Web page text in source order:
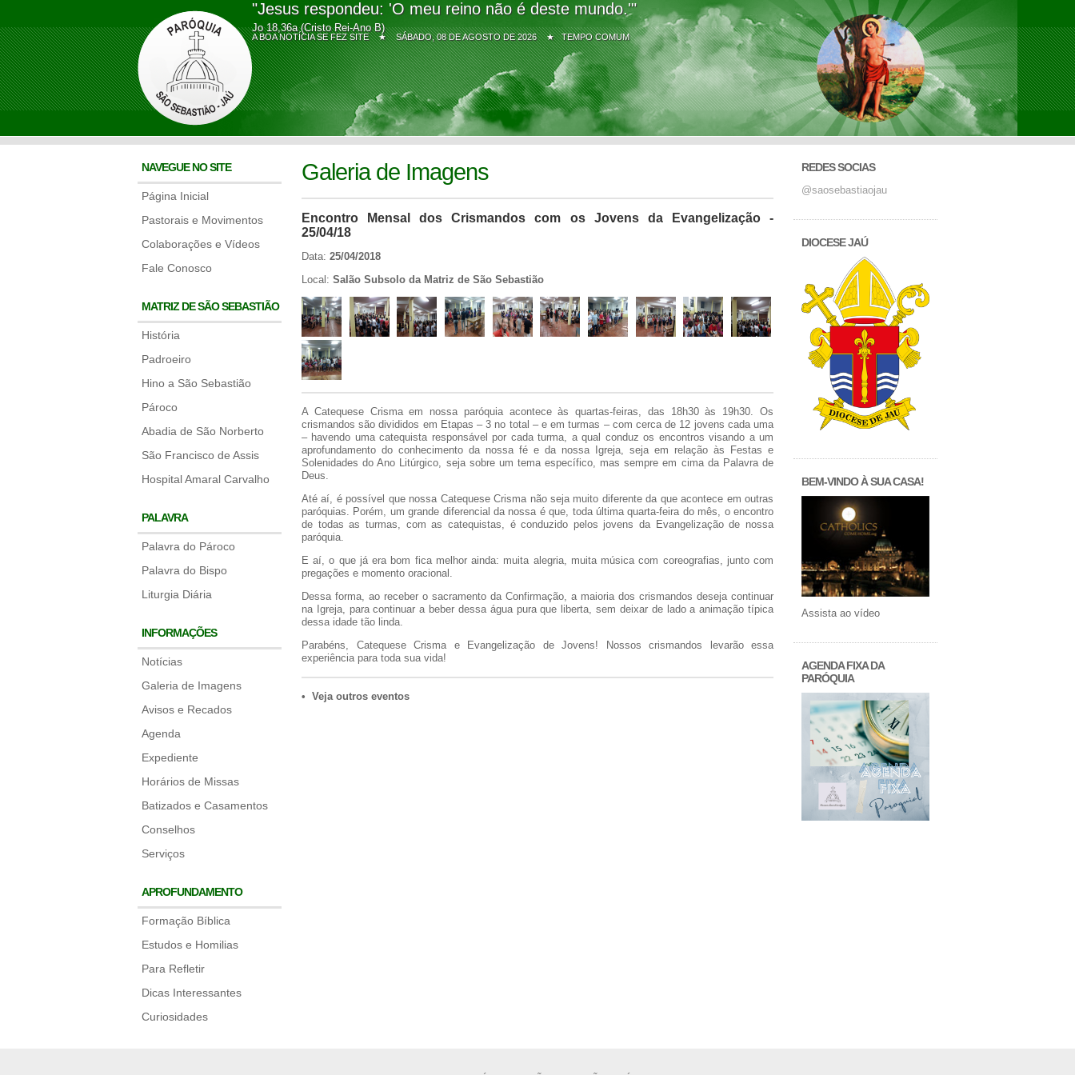
"Jesus respondeu: 'O meu reino não é deste mundo.'"
Jo 18,36a (Cristo Rei-Ano B)
A BOA NOTÍCIA SE FEZ SITE ★SÁBADO, 08 DE AGOSTO DE 2026 ★ TEMPO COMUM
NAVEGUE NO SITE
Página Inicial
Pastorais e Movimentos
Colaborações e Vídeos
Fale Conosco
MATRIZ DE SÃO SEBASTIÃO
História
Padroeiro
Hino a São Sebastião
Pároco
Abadia de São Norberto
São Francisco de Assis
Hospital Amaral Carvalho
PALAVRA
Palavra do Pároco
Palavra do Bispo
Liturgia Diária
INFORMAÇÕES
Notícias
Galeria de Imagens
Avisos e Recados
Agenda
Expediente
Horários de Missas
Batizados e Casamentos
Conselhos
Serviços
APROFUNDAMENTO
Formação Bíblica
Estudos e Homilias
Para Refletir
Dicas Interessantes
Curiosidades
Galeria de Imagens
Encontro Mensal dos Crismandos com os Jovens da Evangelização -
25/04/18
Data: 25/04/2018
Local: Salão Subsolo da Matriz de São Sebastião
A Catequese Crisma em nossa paróquia acontece às quartas-feiras, das 18h30 às 19h30. Os
crismandos são divididos em Etapas – 3 no total – e em turmas – com cerca de 12 jovens cada uma
– havendo uma catequista responsável por cada turma, a qual conduz os encontros visando a um
aprofundamento do conhecimento da nossa fé e da nossa Igreja, seja em relação às Festas e
Solenidades do Ano Litúrgico, seja sobre um tema específico, mas sempre em cima da Palavra de
Deus.
Até aí, é possível que nossa Catequese Crisma não seja muito diferente da que acontece em outras
paróquias. Porém, um grande diferencial da nossa é que, toda última quarta-feira do mês, o encontro
de todas as turmas, com as catequistas, é conduzido pelos jovens da Evangelização de nossa
paróquia.
E aí, o que já era bom fica melhor ainda: muita alegria, muita música com coreografias, junto com
pregações e momento oracional.
Dessa forma, ao receber o sacramento da Confirmação, a maioria dos crismandos deseja continuar
na Igreja, para continuar a beber dessa água pura que liberta, sem deixar de lado a animação típica
dessa idade tão linda.
Parabéns, Catequese Crisma e Evangelização de Jovens! Nossos crismandos levarão essa
experiência para toda sua vida!
• Veja outros eventos
REDES SOCIAS
@saosebastiaojau
DIOCESE JAÚ
BEM-VINDO À SUA CASA!
Assista ao vídeo
AGENDA FIXA DA
PARÓQUIA